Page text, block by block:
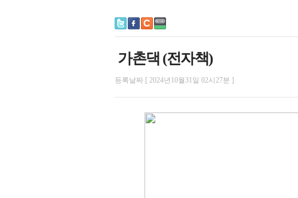
가촌댁 (전자책)
등록날짜 [ 2024년10월31일 02시27분 ]